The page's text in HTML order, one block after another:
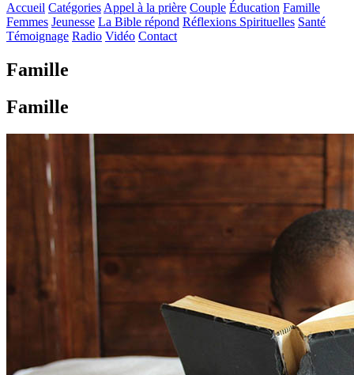
Accueil Catégories Appel à la prière Couple Éducation Famille
Femmes Jeunesse La Bible répond Réflexions Spirituelles Santé
Témoignage Radio Vidéo Contact
Famille
Famille